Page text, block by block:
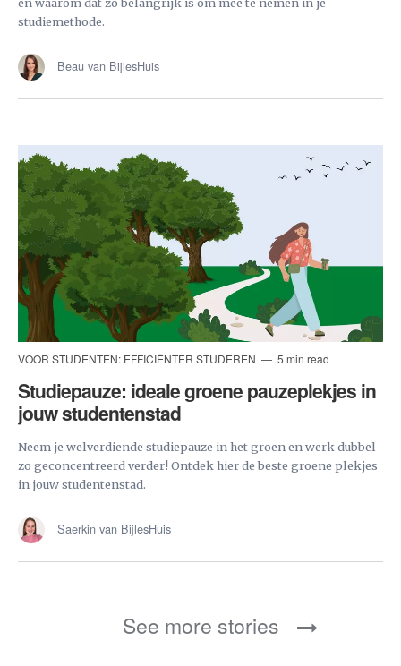
studiemethode.
Beau van BijlesHuis
VOOR STUDENTEN: EFFICIËNTER STUDEREN 5 min read
Studiepauze: ideale groene pauzeplekjes in
jouw studentenstad
Neem je welverdiende studiepauze in het groen en werk dubbel
zo geconcentreerd verder! Ontdek hier de beste groene plekjes
in jouw studentenstad.
Saerkin van BijlesHuis
See more stories